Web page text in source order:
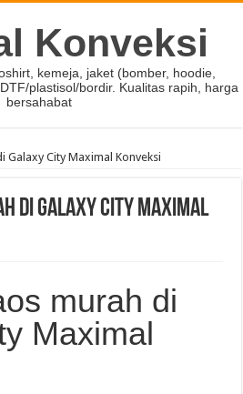
Konveksi
kemeja, jaket (bomber, hoodie,
plastisol/bordir. Kualitas rapih, harga
bersahabat
Galaxy City Maximal Konveksi
di Galaxy City Maximal
murah di
Maximal